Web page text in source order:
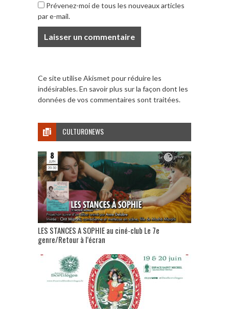
Prévenez-moi de tous les nouveaux articles
par e-mail.
Ce site utilise Akismet pour réduire les
indésirables.En savoir plus sur la façon dont les
données de vos commentaires sont traitées.
CULTURONEWS
LES STANCES A SOPHIE au ciné-club Le 7e
genre/Retour à l’écran